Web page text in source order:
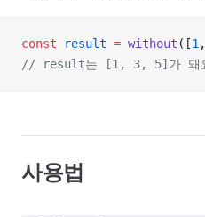
const result = without ([1 ,
// result는 [1, 3, 5]가 돼
사용법